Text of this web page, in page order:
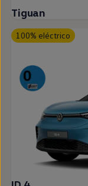
Tiguan
100% eléctrico